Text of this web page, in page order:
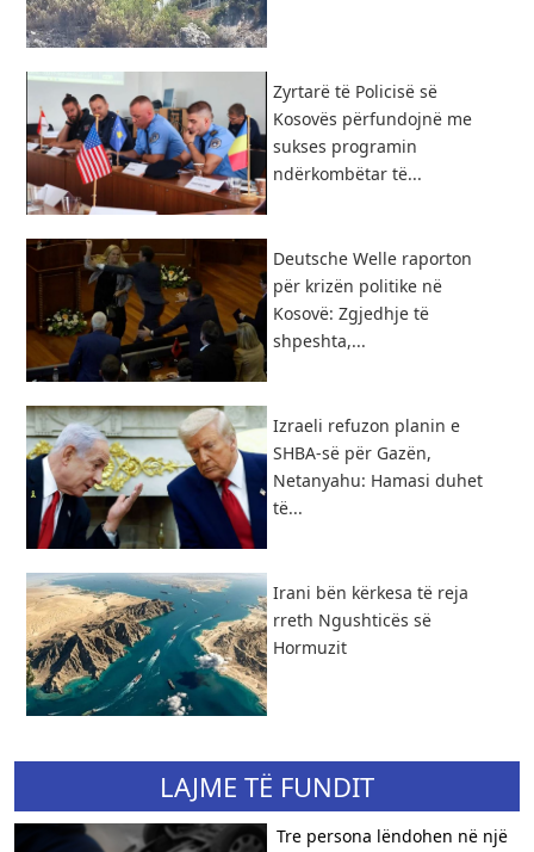
Zyrtarë të Policisë së
Kosovës përfundojnë me
sukses programin
ndërkombëtar të...
Deutsche Welle raporton
për krizën politike në
Kosovë: Zgjedhje të
shpeshta,...
Izraeli refuzon planin e
SHBA-së për Gazën,
Netanyahu: Hamasi duhet
të...
​Irani bën kërkesa të reja
rreth Ngushticës së
Hormuzit
LAJME TË FUNDIT
Tre persona lëndohen në një